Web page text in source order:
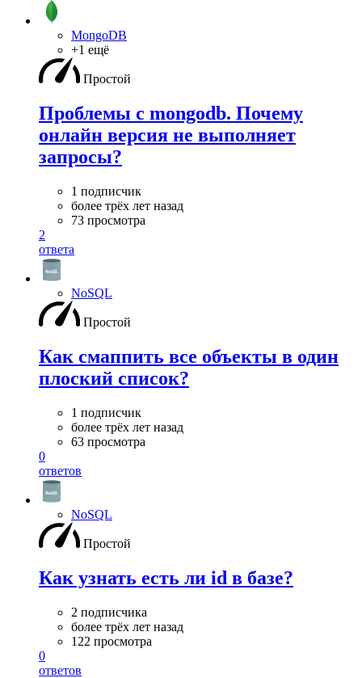
MongoDB
+1 ещё
Простой
Проблемы с mongodb. Почему
онлайн версия не выполняет
запросы?
1 подписчик
более трёх лет назад
73 просмотра
2
ответа
NoSQL
Простой
Как смаппить все объекты в один
плоский список?
1 подписчик
более трёх лет назад
63 просмотра
0
ответов
NoSQL
Простой
Как узнать есть ли id в базе?
2 подписчика
более трёх лет назад
122 просмотра
0
ответов